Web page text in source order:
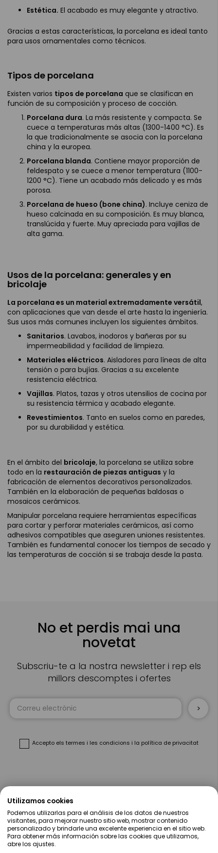
Estética. El acabado es muy elegante y atractivo.
Gracias a estas características, la porcelana es ideal tanto
para usos ornamentales como técnicos.
Tipos de porcelana
Existen varios tipos de porcelana que se clasifican en
función de su composición y proceso de cocción.
Porcelana dura. La más resistente y compacta. Se
cuece a temperaturas más altas (1300-1400 °C). Es
la que tradicionalmente se asocia con la porcelana
china y la europea.
Porcelana blanda. Contiene mayor proporción de
feldespato y se cuece a menor temperatura (1100-
1200 °C). Tiene un acabado más delicado y es más
porosa.
Porcelana de hueso (bone china). Incluye ceniza de
hueso calcinada en su composición. Es muy blanca,
translúcida y fuerte. Muy apreciada para vajillas de
alta gama.
Usos de la porcelana: generales y en
bricolaje
La porcelana es un material extremadamente versátil,
con aplicaciones que van desde el arte hasta la ingeniería.
Sus usos más comunes incluyen los siguientes ámbitos.
Sanitarios. Lavabos, inodoros y bañeras por su
impermeabilidad y facilidad de limpieza.
Materiales eléctricos. Aisladores para líneas de alta
tensión o para bujías. Gracias a su excelente
resistencia eléctrica.
Vajillas. Platos, tazas y otros utensilios de cocina por
su resistencia térmica y acabado elegante.
Revestimientos. Tanto en suelos como en paredes,
por su durabilidad y estética.
En el ámbito del bricolaje, la porcelana se utiliza sobre
todo en la restauración de piezas antiguas y la
fabricación de elementos decorativos personalizados.
También en la elaboración de pequeñas baldosas o
mosaicos cerámicos.
Manipular porcelana requiere herramientas específicas
para cortar y perforar materiales cerámicos, así como
adhesivos compatibles que aseguren uniones resistentes.
También es fundamental conocer los tiempos de secado y
las temperaturas de cocción si se trabaja desde la pasta.
No et perdis mai una
novetat
Subscriu-te a la nostra newsletter i rep els
millors descomptes i ofertes
Sign
Accepto els termes i les condicions i la política de privacitat
Sobre Nosaltres
Ajuda
Compres
Utilizamos cookies
Podemos utilizarlas para el análisis de los datos de nuestros
visitantes, para mejorar nuestro sitio web, mostrar contenido
personalizado y brindarle una excelente experiencia en el sitio web.
Para obtener más información sobre las cookies que utilizamos,
abre los ajustes.